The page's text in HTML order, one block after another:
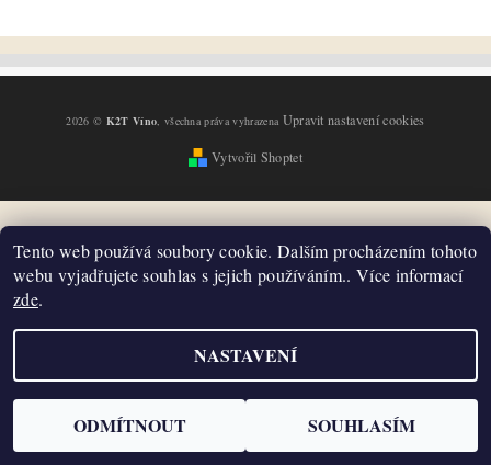
2026 © K2T Víno, všechna práva vyhrazena Upravit nastavení cookies
Vytvořil Shoptet
Tento web používá soubory cookie. Dalším procházením tohoto
webu vyjadřujete souhlas s jejich používáním.. Více informací
zde.
NASTAVENÍ
ODMÍTNOUT SOUHLASÍM